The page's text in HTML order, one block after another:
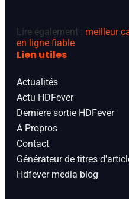
Lire également : meilleur
en ligne fiable
Lien utiles
Actualités
Actu HDFever
Derniere sortie HDFever
A Propros
Contact
Générateur de titres
Hdfever media blog